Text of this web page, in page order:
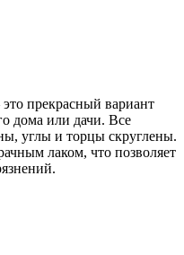
прекрасный вариант
дома или дачи. Все
углы и торцы скруглены.
лаком, что позволяет